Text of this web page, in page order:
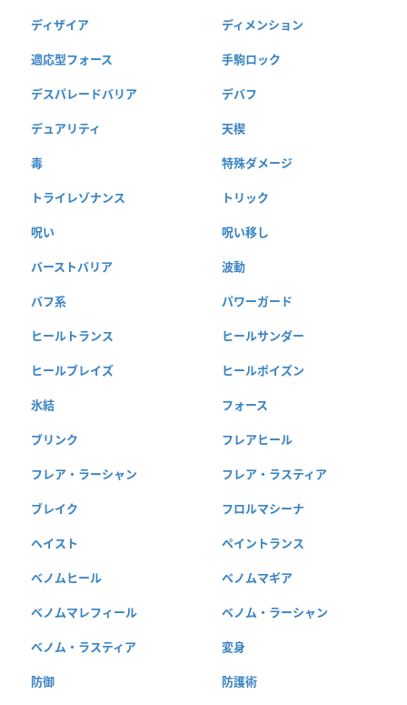
ディザイア ディメンション
適応型フォース 手駒ロック
デスパレードバリア デバフ
デュアリティ 天楔
毒 特殊ダメージ
トライレゾナンス トリック
呪い 呪い移し
バーストバリア 波動
バフ系 パワーガード
ヒールトランス ヒールサンダー
ヒールブレイズ ヒールポイズン
氷結 フォース
ブリンク フレアヒール
フレア・ラーシャン フレア・ラスティア
ブレイク フロルマシーナ
ヘイスト ペイントランス
ベノムヒール ベノムマギア
ベノムマレフィール ベノム・ラーシャン
ベノム・ラスティア 変身
防御 防護術